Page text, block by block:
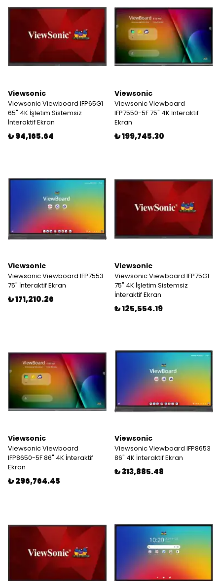
Viewsonic
Viewsonic Viewboard IFP65G1
65" 4K İşletim Sistemsiz
İnteraktif Ekran
₺ 94,165.64
Viewsonic
Viewsonic Viewboard
IFP7550-5F 75" 4K İnteraktif
Ekran
₺ 199,745.30
Viewsonic
Viewsonic Viewboard IFP7553
75" İnteraktif Ekran
₺ 171,210.26
Viewsonic
Viewsonic Viewboard IFP75G1
75" 4K İşletim Sistemsiz
İnteraktif Ekran
₺ 125,554.19
Viewsonic
Viewsonic Viewboard
IFP8650-5F 86" 4K İnteraktif
Ekran
₺ 296,764.45
Viewsonic
Viewsonic Viewboard IFP8653
86" 4K İnteraktif Ekran
₺ 313,885.48